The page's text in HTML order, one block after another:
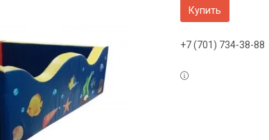
Купить
+7 (701) 734-38-88